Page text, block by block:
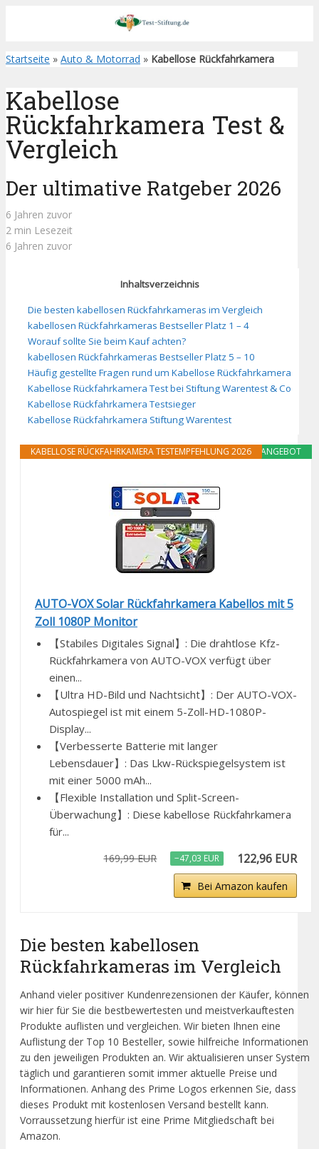
Startseite » Auto & Motorrad » Kabellose Rückfahrkamera
Kabellose
Rückfahrkamera Test &
Vergleich
Der ultimative Ratgeber 2026
6 Jahren zuvor
2 min Lesezeit
6 Jahren zuvor
Inhaltsverzeichnis
Die besten kabellosen Rückfahrkameras im Vergleich
kabellosen Rückfahrkameras Bestseller Platz 1 – 4
Worauf sollte Sie beim Kauf achten?
kabellosen Rückfahrkameras Bestseller Platz 5 – 10
Häufig gestellte Fragen rund um Kabellose Rückfahrkamera
Kabellose Rückfahrkamera Test bei Stiftung Warentest & Co
Kabellose Rückfahrkamera Testsieger
Kabellose Rückfahrkamera Stiftung Warentest
ANGEBOT
KABELLOSE RÜCKFAHRKAMERA TESTEMPFEHLUNG 2026
AUTO-VOX Solar Rückfahrkamera Kabellos mit 5
Zoll 1080P Monitor
【Stabiles Digitales Signal】: Die drahtlose Kfz-
Rückfahrkamera von AUTO-VOX verfügt über
einen...
【Ultra HD-Bild und Nachtsicht】: Der AUTO-VOX-
Autospiegel ist mit einem 5-Zoll-HD-1080P-
Display...
【Verbesserte Batterie mit langer
Lebensdauer】: Das Lkw-Rückspiegelsystem ist
mit einer 5000 mAh...
【Flexible Installation und Split-Screen-
Überwachung】: Diese kabellose Rückfahrkamera
für...
169,99 EUR −47,03 EUR 122,96 EUR
Bei Amazon kaufen
Die besten kabellosen
Rückfahrkameras im Vergleich
Anhand vieler positiver Kundenrezensionen der Käufer, können
wir hier für Sie die bestbewertesten und meistverkauftesten
Produkte auflisten und vergleichen. Wir bieten Ihnen eine
Auflistung der Top 10 Besteller, sowie hilfreiche Informationen
zu den jeweiligen Produkten an. Wir aktualisieren unser System
täglich und garantieren somit immer aktuelle Preise und
Informationen. Anhang des Prime Logos erkennen Sie, dass
dieses Produkt mit kostenlosen Versand bestellt kann.
Vorraussetzung hierfür ist eine Prime Mitgliedschaft bei
Amazon.